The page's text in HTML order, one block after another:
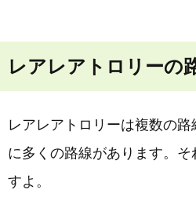
レアレアトロリーの
レアレアトロリーは複数の
に多くの路線があります。そ
すよ。